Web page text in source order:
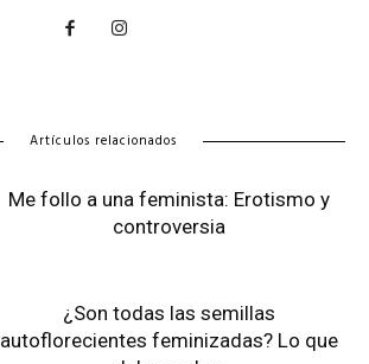
Artículos relacionados
Me follo a una feminista: Erotismo y
controversia
¿Son todas las semillas
autoflorecientes feminizadas? Lo que